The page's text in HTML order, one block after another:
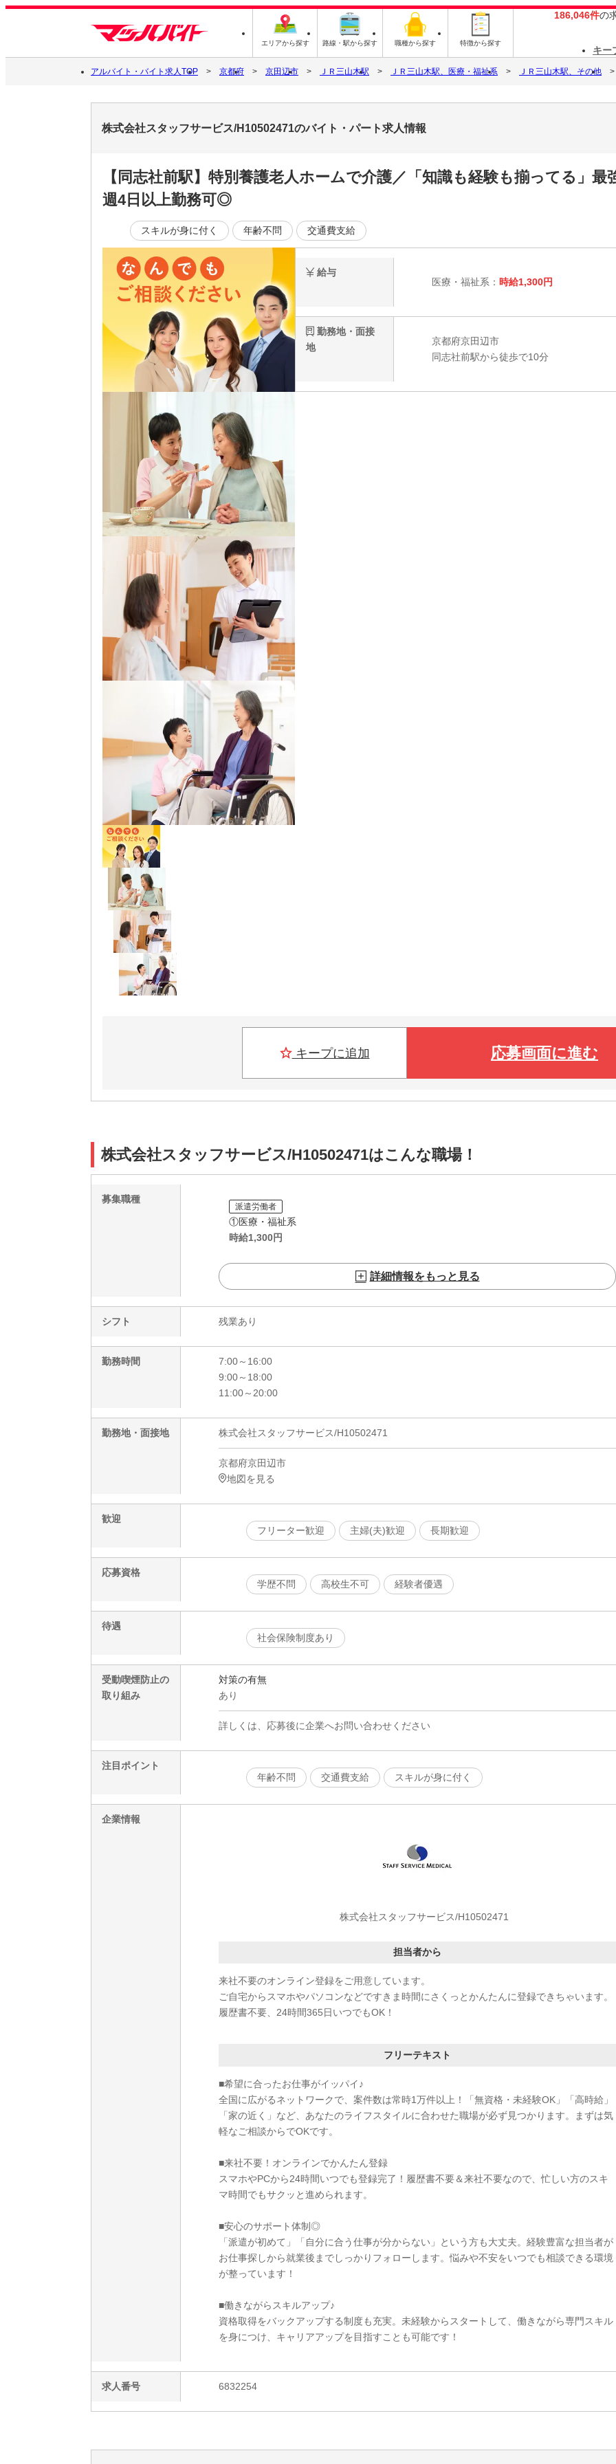
エリアから探す 路線・駅から探す 職種から探す 特徴から探す
186,046件の
キー
アルバイト・バイト求人TOP 京都府 京田辺市 ＪＲ三山木駅 ＪＲ三山木駅、医療・福祉系 ＪＲ三山木駅、その他
株式会社スタッフサービス/H10502471のバイト・パート求人情報
【同志社前駅】特別養護老人ホームで介護／「知識も経験も揃ってる」
週4日以上勤務可◎
スキルが身に付く 年齢不問 交通費支給
給与
医療・福祉系： 時給1,300円
勤務地・面接
地
京都府京田辺市
同志社前駅から徒歩で10分
キープに追加 応募画面に進む
株式会社スタッフサービス/H10502471はこんな職場！
募集職種
派遣労働者
①医療・福祉系
時給1,300円
詳細情報をもっと見る
シフト 残業あり
勤務時間
7:00～16:00
9:00～18:00
11:00～20:00
勤務地・面接地 株式会社スタッフサービス/H10502471
京都府京田辺市
地図を見る
歓迎
フリーター歓迎
主婦(夫)歓迎 長期歓迎
応募資格
学歴不問
高校生不可 経験者優遇
待遇
社会保険制度あり
受動喫煙防止の
取り組み
対策の有無
あり
詳しくは、応募後に企業へお問い合わせください
注目ポイント
年齢不問
交通費支給 スキルが身に付く
企業情報
株式会社スタッフサービス/H10502471
担当者から
来社不要のオンライン登録をご用意しています。
ご自宅からスマホやパソコンなどですきま時間にさくっとかんたんに登録できちゃいます。
履歴書不要、24時間365日いつでもOK！
フリーテキスト
■希望に合ったお仕事がイッパイ♪
全国に広がるネットワークで、案件数は常時1万件以上！「無資格・未経験OK」「高時給」
「家の近く」など、あなたのライフスタイルに合わせた職場が必ず見つかります。まずは気
軽なご相談からでOKです。
■来社不要！オンラインでかんたん登録
スマホやPCから24時間いつでも登録完了！履歴書不要＆来社不要なので、忙しい方のスキ
マ時間でもサクッと進められます。
■安心のサポート体制◎
「派遣が初めて」「自分に合う仕事が分からない」という方も大丈夫。経験豊富な担当者が
お仕事探しから就業後までしっかりフォローします。悩みや不安をいつでも相談できる環境
が整っています！
■働きながらスキルアップ♪
資格取得をバックアップする制度も充実。未経験からスタートして、働きながら専門スキル
を身につけ、キャリアアップを目指すことも可能です！
求人番号 6832254